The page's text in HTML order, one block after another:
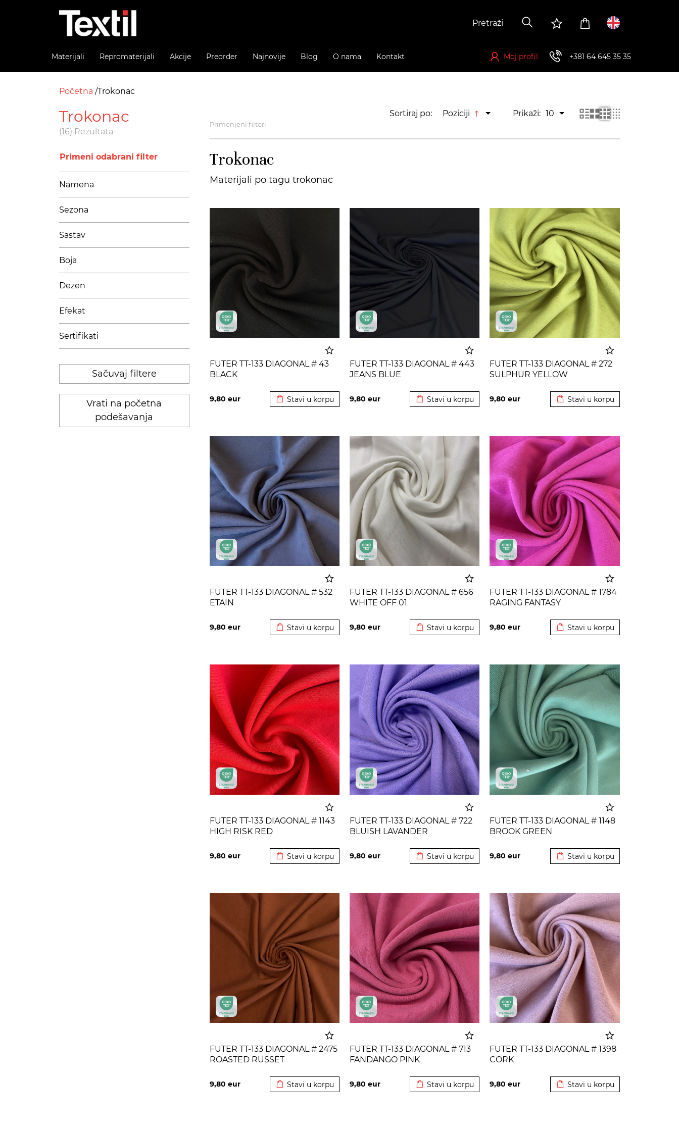
Materijali Repromaterijali Akcije Preorder Najnovije Blog O nama Kontakt Moj profil +381 64 645 35 35
Početna Trokonac
Trokonac
(16) Rezultata
Primeni odabrani filter
Namena
Sezona
Sastav
Boja
Dezen
Efekat
Sertifikati
Sačuvaj filtere
Vrati na početna
podešavanja
Sortiraj po: Poziciji Prikaži: 10
Primenjeni filteri
Trokonac
Materijali po tagu trokonac
FUTER TT-133 DIAGONAL # 43
BLACK
9,80 eur Stavi u korpu
FUTER TT-133 DIAGONAL # 443
JEANS BLUE
9,80 eur Stavi u korpu
FUTER TT-133 DIAGONAL # 272
SULPHUR YELLOW
9,80eur Stavi u korpu
FUTER TT-133 DIAGONAL # 532
ETAIN
9,80 eur Stavi u korpu
FUTER TT-133 DIAGONAL # 656
WHITE OFF 01
9,80 eur Stavi u korpu
FUTER TT-133 DIAGONAL # 1784
RAGING FANTASY
9,80eur Stavi u korpu
FUTER TT-133 DIAGONAL # 1143
HIGH RISK RED
9,80 eur Stavi u korpu
FUTER TT-133 DIAGONAL # 722
BLUISH LAVANDER
9,80 eur Stavi u korpu
FUTER TT-133 DIAGONAL # 1148
BROOK GREEN
9,80eur Stavi u korpu
FUTER TT-133 DIAGONAL # 2475
ROASTED RUSSET
9,80 eur Stavi u korpu
FUTER TT-133 DIAGONAL # 713
FANDANGO PINK
9,80 eur Stavi u korpu
FUTER TT-133 DIAGONAL # 1398
CORK
9,80eur Stavi u korpu